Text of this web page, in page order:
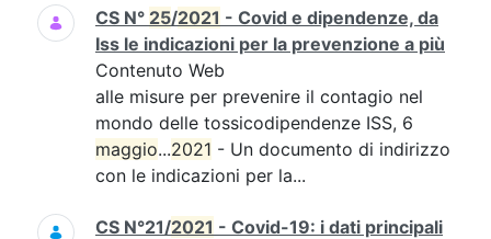
CS N° 25/2021 - Covid e dipendenze, da
Iss le indicazioni per la prevenzione a più
Contenuto Web
alle misure per prevenire il contagio nel
mondo delle tossicodipendenze ISS, 6
maggio...2021 - Un documento di indirizzo
con le indicazioni per la...
CS N°21/2021 - Covid-19: i dati principali